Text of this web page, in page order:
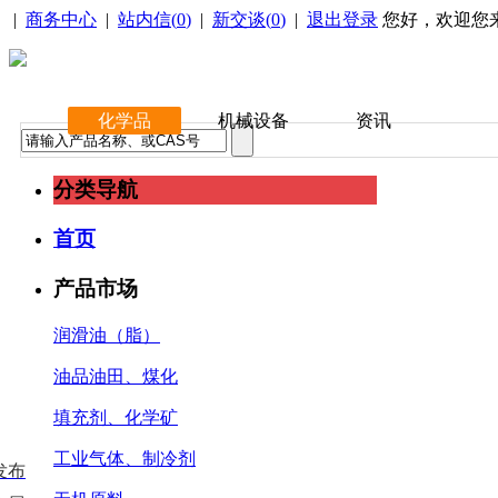
| 商务中心 | 站内信(0) | 新交谈(0) | 退出登录 您好，欢迎您
化学品 机械设备 资讯
分类导航
首页
产品市场
润滑油（脂）
油品油田、煤化
填充剂、化学矿
工业气体、制冷剂
布